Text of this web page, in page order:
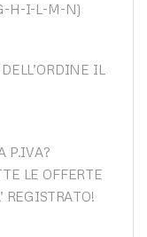
H-I-L-M-N)
IL
P.IVA?
LE OFFERTE
REGISTRATO!